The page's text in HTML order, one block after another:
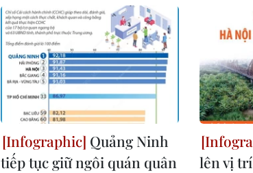
Quảng Ninh
tiếp tục giữ ngôi quán quân
lên vị